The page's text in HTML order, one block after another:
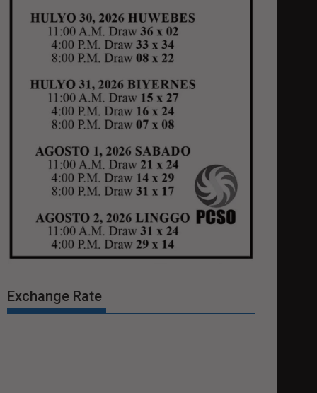
Exchange Rate